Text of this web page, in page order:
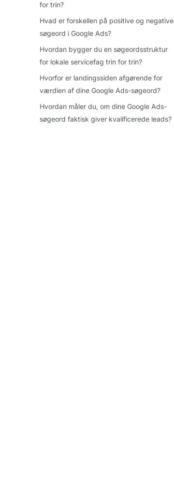
for trin?
Hvad er forskellen på positive og negative
søgeord i Google Ads?
Hvordan bygger du en søgeordsstruktur
for lokale servicefag trin for trin?
Hvorfor er landingssiden afgørende for
værdien af dine Google Ads-søgeord?
Hvordan måler du, om dine Google Ads-
søgeord faktisk giver kvalificerede leads?